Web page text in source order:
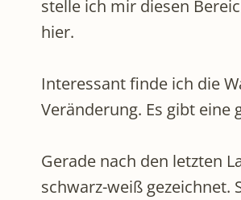
stelle ich mir diesen
hier.
Interessant finde ich die
Veränderung. Es gibt
Gerade nach den letzten
schwarz-weiß gezeichnet.